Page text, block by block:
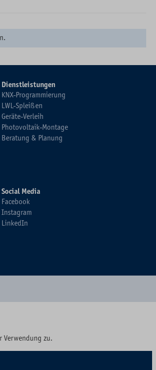
Dienstleistungen
KNX-Programmierung
LWL-Spleißen
Geräte-Verleih
Photovoltaik-Montage
Beratung & Planung
Social Media
Facebook
Instagram
LinkedIn
Verwendung zu.